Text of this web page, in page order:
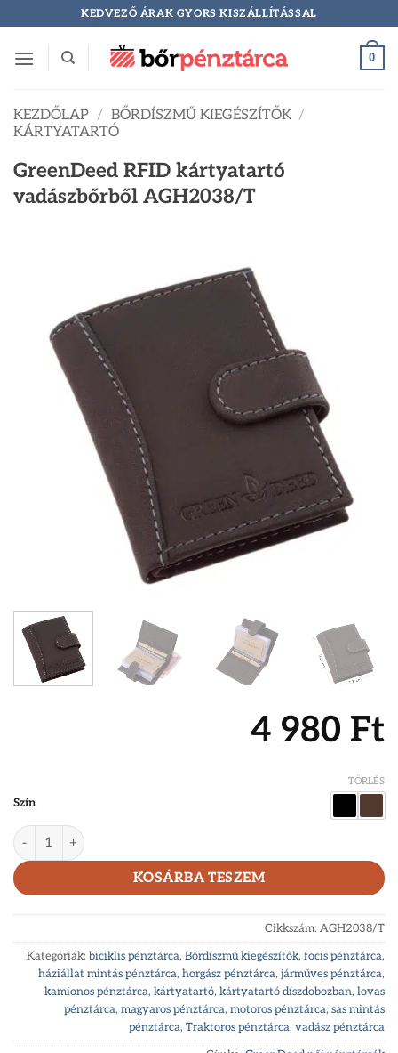
to
content
KEDVEZŐ ÁRAK GYORS KISZÁLLÍTÁSSAL
0
KEZDŐLAP / BŐRDÍSZMŰ KIEGÉSZÍTŐK /
KÁRTYATARTÓ
GreenDeed RFID kártyatartó
vadászbőrből AGH2038/T
4 980 Ft
Szín
TÖRLÉS
GreenDeed RFID kártyatartó vadászbőrből AGH2038/T
KOSÁRBA TESZEM
Cikkszám: AGH2038/T
Kategóriák: biciklis pénztárca, Bőrdíszmű kiegészítők, focis pénztárca,
háziállat mintás pénztárca, horgász pénztárca, járműves pénztárca,
kamionos pénztárca, kártyatartó, kártyatartó díszdobozban, lovas
pénztárca, magyaros pénztárca, motoros pénztárca, sas mintás
pénztárca, Traktoros pénztárca, vadász pénztárca